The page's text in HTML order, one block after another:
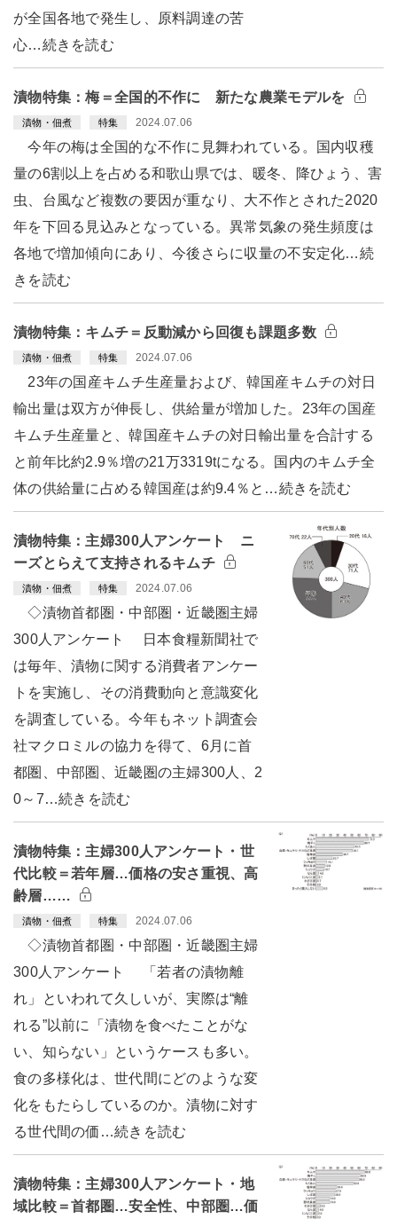
が全国各地で発生し、原料調達の苦
心…続きを読む
漬物特集：梅＝全国的不作に 新たな農業モデルを
漬物・佃煮 特集 2024.07.06
今年の梅は全国的な不作に見舞われている。国内収穫
量の6割以上を占める和歌山県では、暖冬、降ひょう、害
虫、台風など複数の要因が重なり、大不作とされた2020
年を下回る見込みとなっている。異常気象の発生頻度は
各地で増加傾向にあり、今後さらに収量の不安定化…続
きを読む
漬物特集：キムチ＝反動減から回復も課題多数
漬物・佃煮 特集 2024.07.06
23年の国産キムチ生産量および、韓国産キムチの対日
輸出量は双方が伸長し、供給量が増加した。23年の国産
キムチ生産量と、韓国産キムチの対日輸出量を合計する
と前年比約2.9％増の21万3319tになる。国内のキムチ全
体の供給量に占める韓国産は約9.4％と…続きを読む
漬物特集：主婦300人アンケート ニ
ーズとらえて支持されるキムチ
漬物・佃煮 特集 2024.07.06
◇漬物首都圏・中部圏・近畿圏主婦
300人アンケート 日本食糧新聞社で
は毎年、漬物に関する消費者アンケー
トを実施し、その消費動向と意識変化
を調査している。今年もネット調査会
社マクロミルの協力を得て、6月に首
都圏、中部圏、近畿圏の主婦300人、2
0～7…続きを読む
漬物特集：主婦300人アンケート・世
代比較＝若年層…価格の安さ重視、高
齢層……
漬物・佃煮 特集 2024.07.06
◇漬物首都圏・中部圏・近畿圏主婦
300人アンケート 「若者の漬物離
れ」といわれて久しいが、実際は“離
れる”以前に「漬物を食べたことがな
い、知らない」というケースも多い。
食の多様化は、世代間にどのような変
化をもたらしているのか。漬物に対す
る世代間の価…続きを読む
漬物特集：主婦300人アンケート・地
域比較＝首都圏…安全性、中部圏…価